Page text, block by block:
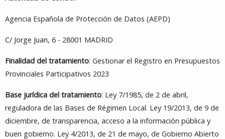
Agencia Española de Protección de Datos (AEPD)
C/ Jorge Juan, 6 - 28001 MADRID
Finalidad del tratamiento: Gestionar el Registro en Presupuestos
Provinciales Participativos 2023
Base jurídica del tratamiento: Ley 7/1985, de 2 de abril,
reguladora de las Bases de Régimen Local. Ley 19/2013, de 9 de
diciembre, de transparencia, acceso a la información pública y
buen gobierno. Ley 4/2013, de 21 de mayo, de Gobierno Abierto